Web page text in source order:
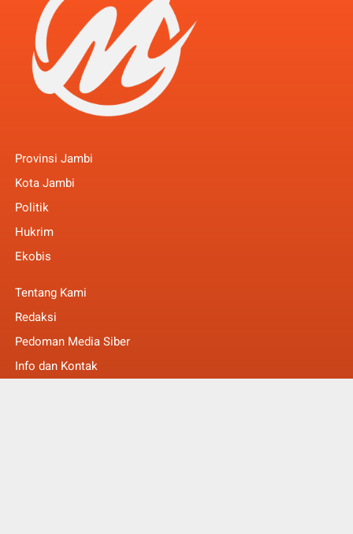
Provinsi Jambi
Kota Jambi
Politik
Hukrim
Ekobis
Tentang Kami
Redaksi
Pedoman Media Siber
Info dan Kontak